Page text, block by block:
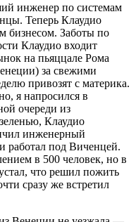
инженер по системам
Теперь Клаудио
бизнесом. Заботы по
Клаудио входит
на пьяццале Рома
за свежими
привозят с материка.
я напросился в
очереди из
Клаудио
инженерный
работал под Виченцей.
в 500 человек, но в
что решил пожить
сразу же встретил